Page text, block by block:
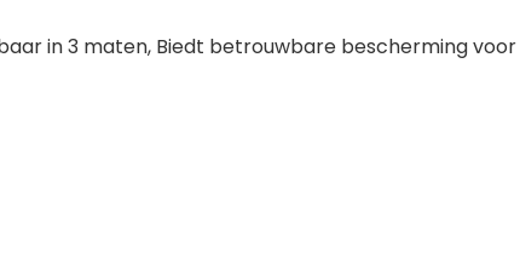
in 3 maten, Biedt betrouwbare bescherming voor